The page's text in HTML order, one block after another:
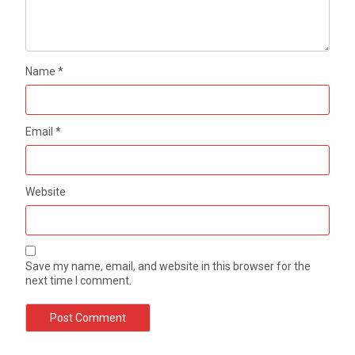
Name*
Email*
Website
Save my name, email, and website in this browser for the
next time I comment.